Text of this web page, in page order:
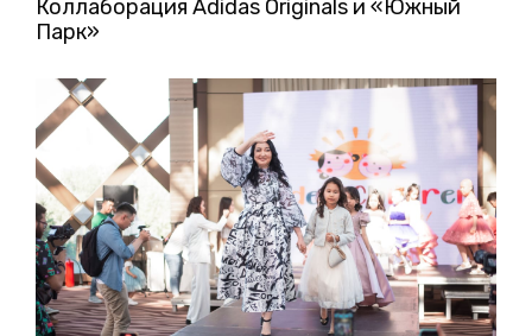
Коллаборация Аdidas Originals и «Южный
Парк»